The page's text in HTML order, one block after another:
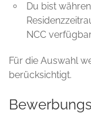
Du bist
NCC
Für die Auswahl
berücksichtigt.